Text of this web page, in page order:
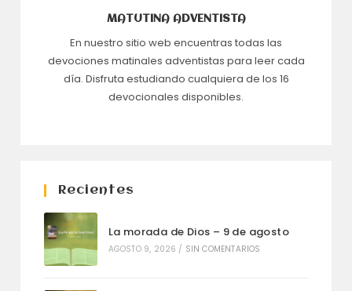
MATUTINA ADVENTISTA
En nuestro sitio web encuentras todas las
devociones matinales adventistas para leer cada
día. Disfruta estudiando cualquiera de los 16
devocionales disponibles.
Recientes
La morada de Dios – 9 de agosto
AGOSTO 9, 2026 / SIN COMENTARIOS